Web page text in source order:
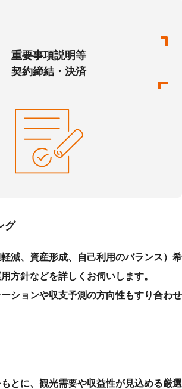
重要事項説明等
契約締結・決済
グ
減、資産形成、自己利用のバランス）希
方針などを詳しくお伺いします。
ションや収支予測の方向性もすり合わせ
とに、観光需要や収益性が見込める厳選